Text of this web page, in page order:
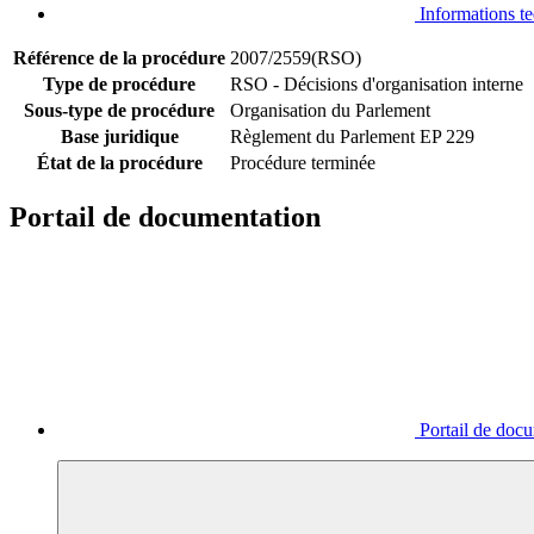
Informations
Référence de la procédure 2007/2559(RSO)
Type de procédure
RSO - Décisions d'organisation interne
Sous-type de procédure
Organisation du Parlement
Base juridique
Règlement du Parlement EP 229
État de la procédure
Procédure terminée
Portail de documentation
Portail de